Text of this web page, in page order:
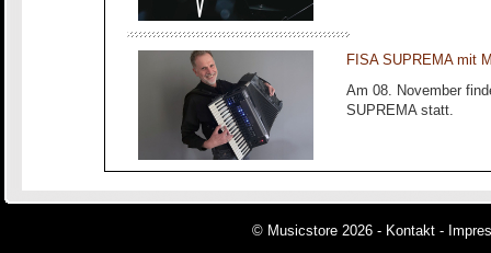
FISA SUPREMA mit
Am 08. November
SUPREMA statt.
© Musicstore 2026 - Kontakt -